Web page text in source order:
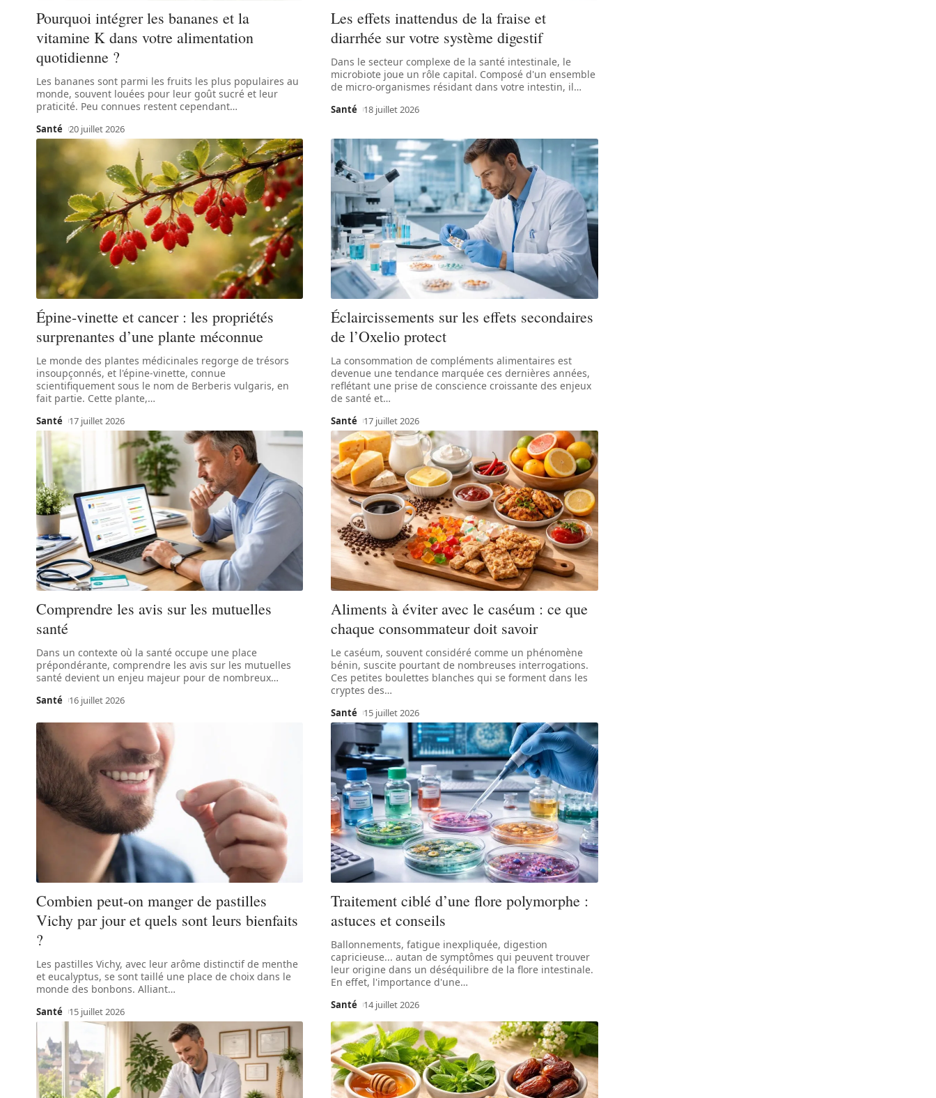
Pourquoi intégrer les bananes et la
vitamine K dans votre alimentation
quotidienne ?
Les bananes sont parmi les fruits les plus populaires au
monde, souvent louées pour leur goût sucré et leur
praticité. Peu connues restent cependant…
Santé 20 juillet 2026
Les effets inattendus de la fraise et
diarrhée sur votre système digestif
Dans le secteur complexe de la santé intestinale, le
microbiote joue un rôle capital. Composé d'un ensemble
de micro-organismes résidant dans votre intestin, il…
Santé 18 juillet 2026
Épine-vinette et cancer : les propriétés
surprenantes d’une plante méconnue
Le monde des plantes médicinales regorge de trésors
insoupçonnés, et l'épine-vinette, connue
scientifiquement sous le nom de Berberis vulgaris, en
fait partie. Cette plante,…
Santé 17 juillet 2026
Éclaircissements sur les effets secondaires
de l’Oxelio protect
La consommation de compléments alimentaires est
devenue une tendance marquée ces dernières années,
reflétant une prise de conscience croissante des enjeux
de santé et…
Santé 17 juillet 2026
Comprendre les avis sur les mutuelles
santé
Dans un contexte où la santé occupe une place
prépondérante, comprendre les avis sur les mutuelles
santé devient un enjeu majeur pour de nombreux…
Santé 16 juillet 2026
Aliments à éviter avec le caséum : ce que
chaque consommateur doit savoir
Le caséum, souvent considéré comme un phénomène
bénin, suscite pourtant de nombreuses interrogations.
Ces petites boulettes blanches qui se forment dans les
cryptes des…
Santé 15 juillet 2026
Combien peut-on manger de pastilles
Vichy par jour et quels sont leurs bienfaits
?
Les pastilles Vichy, avec leur arôme distinctif de menthe
et eucalyptus, se sont taillé une place de choix dans le
monde des bonbons. Alliant…
Santé 15 juillet 2026
Traitement ciblé d’une flore polymorphe :
astuces et conseils
Ballonnements, fatigue inexpliquée, digestion
capricieuse... autan de symptômes qui peuvent trouver
leur origine dans un déséquilibre de la flore intestinale.
En effet, l'importance d'une…
Santé 14 juillet 2026